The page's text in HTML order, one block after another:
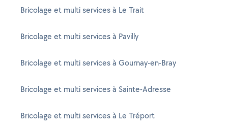
Bricolage et multi services à Le Trait
Bricolage et multi services à Pavilly
Bricolage et multi services à Gournay-en-Bray
Bricolage et multi services à Sainte-Adresse
Bricolage et multi services à Le Tréport